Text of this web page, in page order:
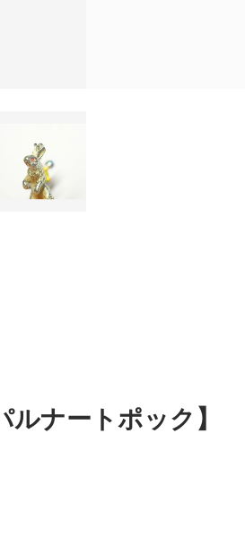
ナートポック】